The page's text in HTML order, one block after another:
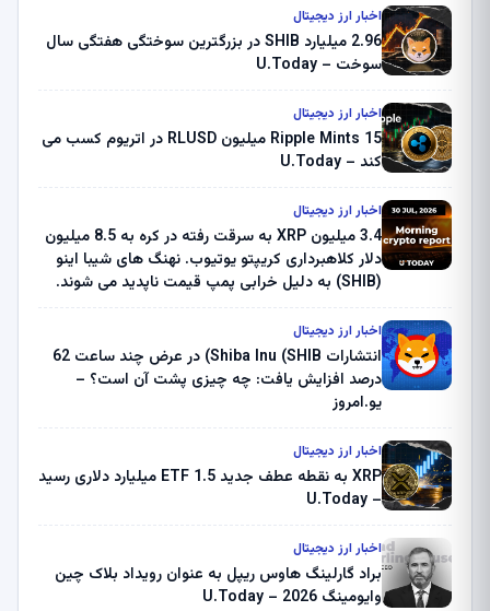
اخبار ارز دیجیتال
2.96 میلیارد SHIB در بزرگترین سوختگی هفتگی سال
سوخت – U.Today
اخبار ارز دیجیتال
Ripple Mints 15 میلیون RLUSD در اتریوم کسب می
کند – U.Today
اخبار ارز دیجیتال
3.4 میلیون XRP به سرقت رفته در کره به 8.5 میلیون
دلار کلاهبرداری کریپتو یوتیوب. نهنگ های شیبا اینو
(SHIB) به دلیل خرابی پمپ قیمت ناپدید می شوند.
ثبت کرد – گزارش کریپتو صبح – U.Today
اخبار ارز دیجیتال
انتشارات Shiba Inu (SHIB) در عرض چند ساعت 62
درصد افزایش یافت: چه چیزی پشت آن است؟ –
یو.امروز
اخبار ارز دیجیتال
XRP به نقطه عطف جدید ETF 1.5 میلیارد دلاری رسید
– U.Today
اخبار ارز دیجیتال
براد گارلینگ هاوس ریپل به عنوان رویداد بلاک چین
وایومینگ 2026 – U.Today